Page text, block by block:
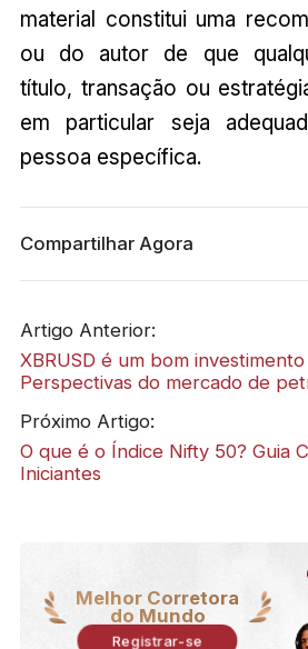
material constitui uma
ou do autor de que
título, transação ou
em particular seja
pessoa específica.
Compartilhar Agora
Artigo Anterior:
XBRUSD é um bom
Perspectivas do mercado de
Próximo Artigo:
O que é o Índice Nifty 50? Guia
Iniciantes
Melhor Corretora
do Mundo
Registrar-se